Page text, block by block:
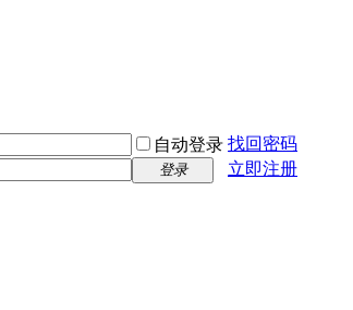
自动登录 找回密码
登录
立即注册